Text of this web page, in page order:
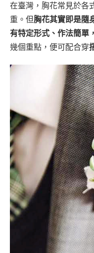
在臺灣，胸花常見於各
重。但胸花其實即是隨
有特定形式、作法簡單
幾個重點，便可配合穿